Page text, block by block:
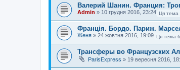
Валерий Шанин. Франция:
Admin » 10 грудня 2016, 23:24 Ця тема
Франція. Бордо. Париж.
Женя » 24 жовтня 2016, 19:09 Ця тема
Трансферы во Французских
ParisExpress » 19 вересня 2016,